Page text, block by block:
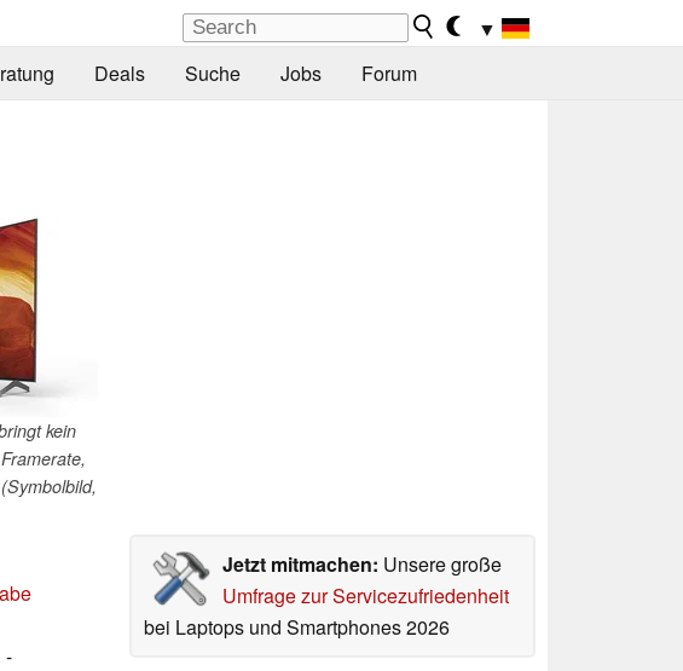
▼
Deals Suche Jobs Forum
kein
Jetzt mitmachen: Unsere große
Umfrage zur Servicezufriedenheit
bei Laptops und Smartphones 2026
-